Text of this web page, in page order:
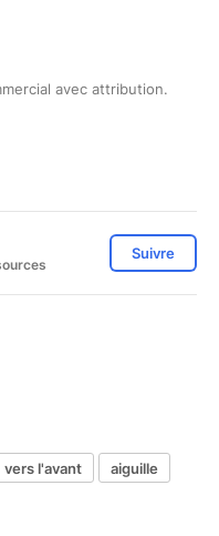
avec attribution.
Suivre
vers l'avant aiguille